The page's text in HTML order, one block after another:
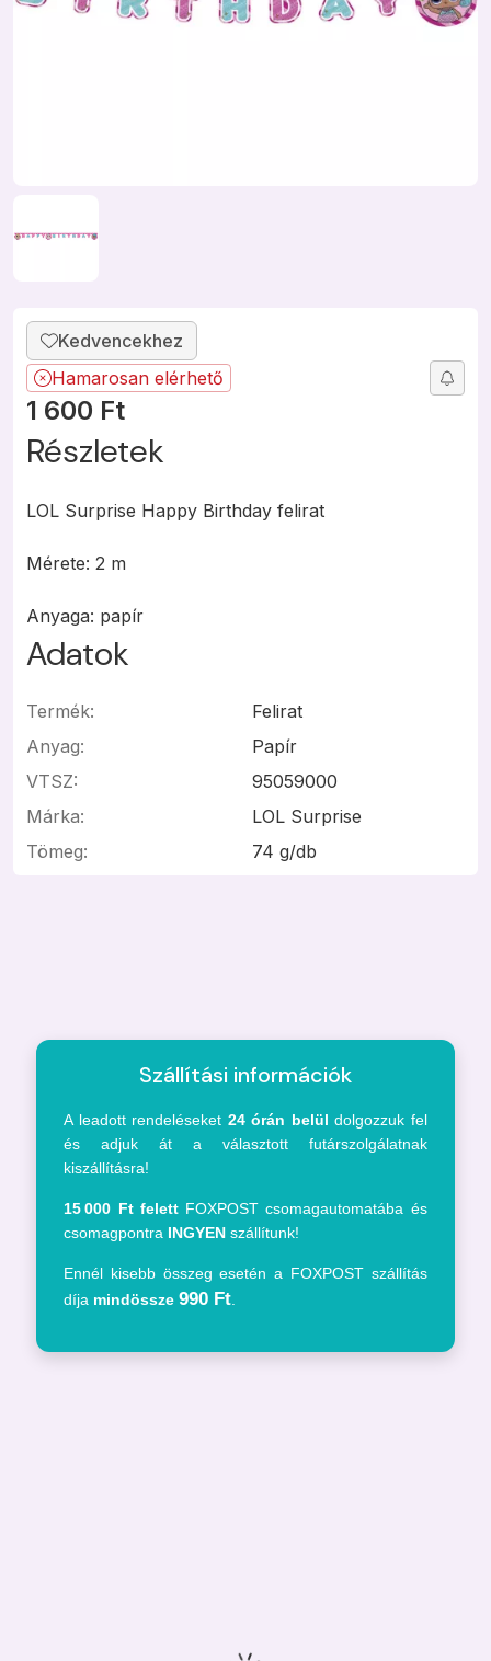
Hamarosan elérhető
1 600 Ft
Részletek
LOL Surprise Happy Birthday felirat
Mérete: 2 m
Anyaga: papír
Adatok
Termék:
Felirat
Anyag:
Papír
VTSZ:
95059000
Márka:
LOL Surprise
Tömeg:
74 g/db
Szállítási információk
A leadott rendeléseket 24 órán belül dolgozzuk fel
és adjuk át a választott futárszolgálatnak
kiszállításra!
15 000 Ft felett FOXPOST csomagautomatába és
csomagpontra INGYEN szállítunk!
Ennél kisebb összeg esetén a FOXPOST szállítás
díja mindössze990 Ft